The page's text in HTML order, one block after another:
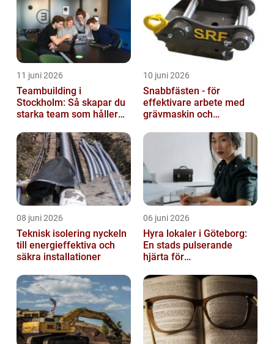
11 juni 2026
Teambuilding i
Stockholm: Så skapar du
starka team som håller
10 juni 2026
Snabbfästen - för
effektivare arbete med
grävmaskin och
08 juni 2026
Teknisk isolering nyckeln
till energieffektiva och
säkra installationer
06 juni 2026
Hyra lokaler i Göteborg:
En stads pulserande
hjärta för